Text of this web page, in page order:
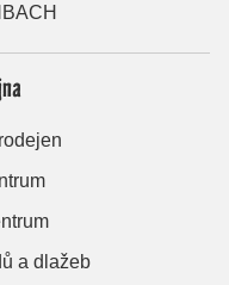
a dlažeb